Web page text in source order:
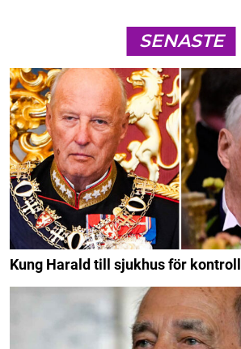
SENASTE
Kung Harald till sjukhus för kontroll